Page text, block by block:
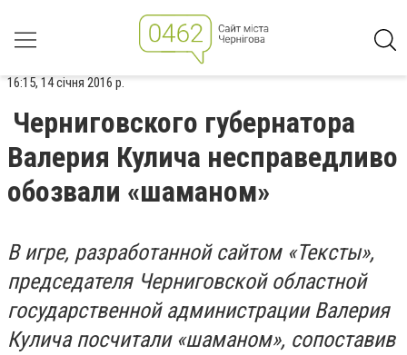
16:15, 14 січня 2016 р.
Черниговского губернатора
Валерия Кулича несправедливо
обозвали «шаманом»
В игре, разработанной сайтом «Тексты»,
председателя Черниговской областной
государственной администрации Валерия
Кулича посчитали «шаманом», сопоставив